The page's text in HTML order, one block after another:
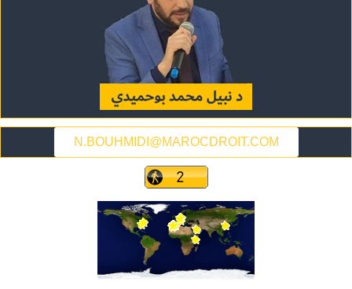
N.BOUHMIDI@MAROCDROIT.COM